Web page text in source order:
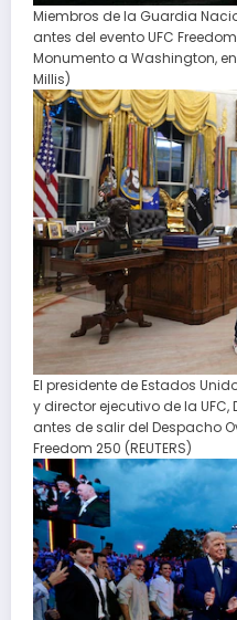
Miembros de la Guardia
antes del evento UFC
Monumento a Washington, en
Millis)
El presidente de Estados
y director ejecutivo de la
antes de salir del Despacho
Freedom 250 (REUTERS)